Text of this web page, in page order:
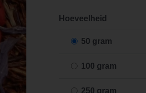
Hoeveelheid
50 gram
100 gram
250 gram